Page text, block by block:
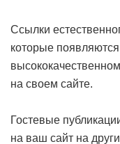
Ссылки
которые
на своем сайте.
Гостевые
на ваш сайт на